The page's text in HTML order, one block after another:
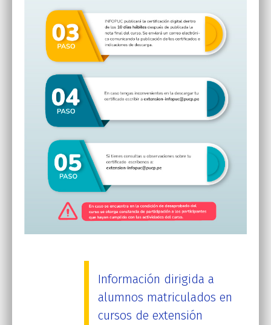
Información dirigida a
alumnos matriculados en
cursos de extensión